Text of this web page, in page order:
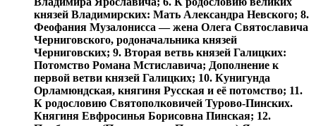
князей Владимирских: Мать Александра Невского; 8.
Феофания Музалонисса — жена Олега Святославича
Черниговского, родоначальника князей
Черниговских; 9. Вторая ветвь князей Галицких:
Потомство Романа Мстиславича; Дополнение к
первой ветви князей Галицких; 10. Кунигунда
Орламюндская, княгиня Русская и её потомство; 11.
К родословию Святополковичей Турово-Пинских.
Княгиня Евфросинья Борисовна Пинская; 12.